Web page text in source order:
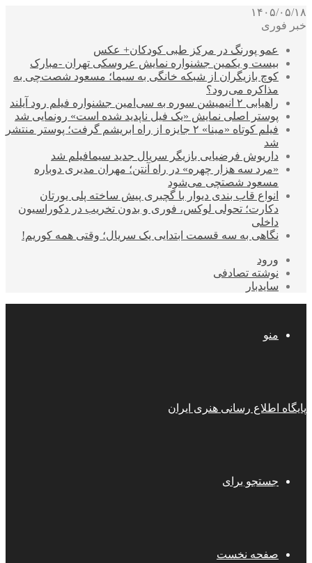
۱۴۰۵/۰۵/۱۸
خبر فوری
عمو پورنگ در مرکز طبی کودکان+ عکس
بیست و یکمین جشنواره نمایش عروسکی تهران -مبارک
کوچ بازیگران از شبکه خانگی به سیما؛ مسعود شصت‌چی به
مذاکره می‌رود؟
راهیابی ۲ انیمیشن سوره به سی‌امین جشنواره فیلم رود آیلند
پوستر اصلی نمایش «یک فیل ناپدید شده است» رونمایی شد
فیلم کوتاه «مینا» ۲ جایزه از راه ابریشم گرفت؛ پوستر منتشر
شد
داریوش فرضیایی بازیگر سریال جدید سیمافیلم شد
«مرد سه هزار چهره» در راه آنتن؛ مهران مدیری دوباره
مسعود شصتچی می‌شود
انواع قاب بندی دیوار با گچبری پیش ساخته پلی یورتان
دکارت؛ تحولی لوکس، فوری و بدون تخریب در دکوراسیون
داخلی
نگاهی به سه قسمت ابتدایی یک سریال؛ وقتی همه کوریم!
ورود
نوشته تصادفی
سایدبار
منو
پایگاه اطلاع رسانی هنری ایران
جستجو برای
صفحه نخست